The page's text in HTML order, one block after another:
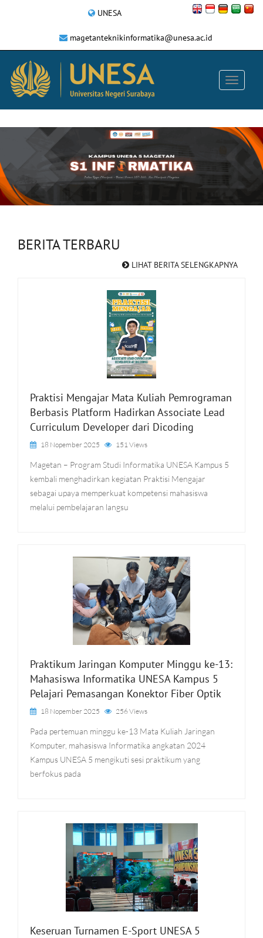
UNESA
magetanteknikinformatika@unesa.ac.id
BERITA TERBARU
LIHAT BERITA SELENGKAPNYA
Praktisi Mengajar Mata Kuliah Pemrograman
Berbasis Platform Hadirkan Associate Lead
Curriculum Developer dari Dicoding
18 Nopember 2025 151 Views
Magetan – Program Studi Informatika UNESA Kampus 5
kembali menghadirkan kegiatan Praktisi Mengajar
sebagai upaya memperkuat kompetensi mahasiswa
melalui pembelajaran langsu
Praktikum Jaringan Komputer Minggu ke-13:
Mahasiswa Informatika UNESA Kampus 5
Pelajari Pemasangan Konektor Fiber Optik
18 Nopember 2025 256 Views
Pada pertemuan minggu ke-13 Mata Kuliah Jaringan
Komputer, mahasiswa Informatika angkatan 2024
Kampus UNESA 5 mengikuti sesi praktikum yang
berfokus pada
Keseruan Turnamen E-Sport UNESA 5